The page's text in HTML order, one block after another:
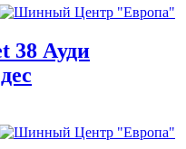
38 Ауди